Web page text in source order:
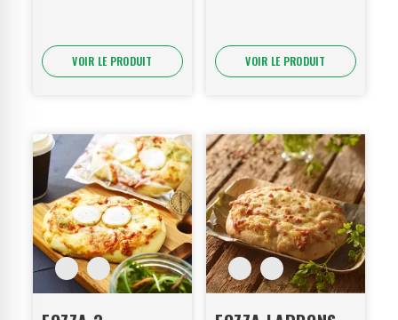
VOIR LE PRODUIT VOIR LE PRODUIT